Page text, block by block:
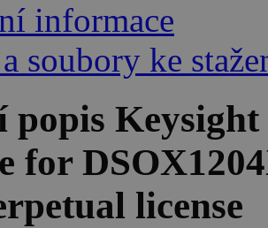
informace
soubory ke
popis
for
license